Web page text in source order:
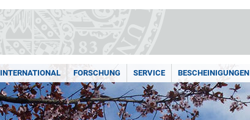
INTERNATIONAL FORSCHUNG SERVICE BESCHEINIGUNGEN